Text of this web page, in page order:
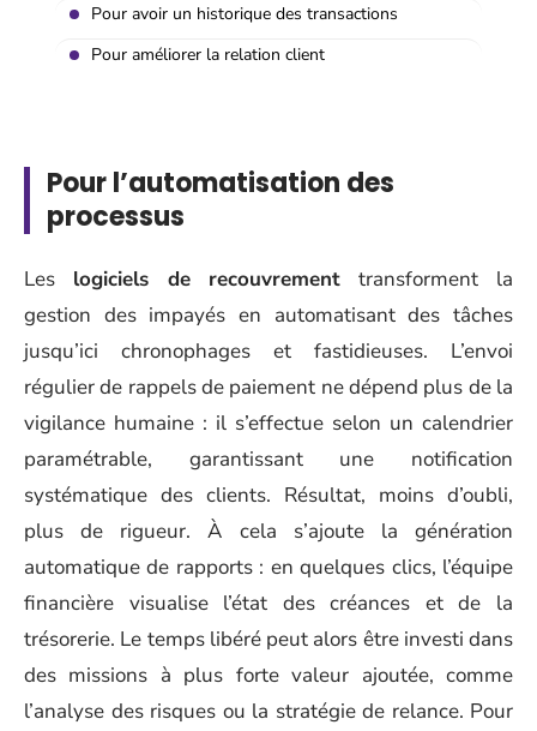
Pour avoir un historique des transactions
Pour améliorer la relation client
Pour l’automatisation des
processus
Les logiciels de recouvrement transforment la
gestion des impayés en automatisant des tâches
jusqu’ici chronophages et fastidieuses. L’envoi
régulier de rappels de paiement ne dépend plus de la
vigilance humaine : il s’effectue selon un calendrier
paramétrable, garantissant une notification
systématique des clients. Résultat, moins d’oubli,
plus de rigueur. À cela s’ajoute la génération
automatique de rapports : en quelques clics, l’équipe
financière visualise l’état des créances et de la
trésorerie. Le temps libéré peut alors être investi dans
des missions à plus forte valeur ajoutée, comme
l’analyse des risques ou la stratégie de relance. Pour